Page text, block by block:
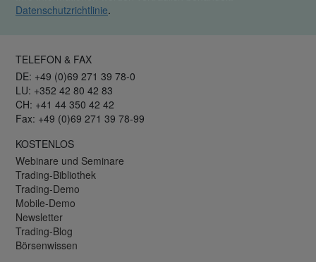
Datenschutzrichtlinie.
TELEFON & FAX
DE: +49 (0)69 271 39 78-0
LU: +352 42 80 42 83
CH: +41 44 350 42 42
Fax: +49 (0)69 271 39 78-99
KOSTENLOS
Webinare und Seminare
Trading-Bibliothek
Trading-Demo
Mobile-Demo
Newsletter
Trading-Blog
Börsenwissen